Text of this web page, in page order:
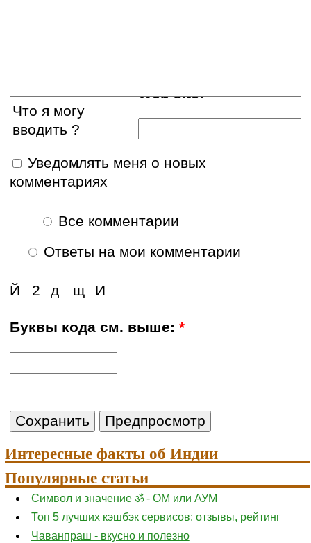
Web site:
Что я могу
вводить ?
Уведомлять меня о новых
комментариях
Все комментарии
Ответы на мои комментарии
2 д
Й И
щ
Буквы кода см. выше:*
Интересные факты об Индии
Популярные статьи
Символ и значение ॐ - ОМ или АУМ
Топ 5 лучших кэшбэк сервисов: отзывы, рейтинг
Чаванпраш - вкусно и полезно